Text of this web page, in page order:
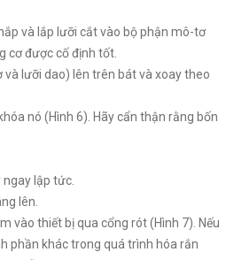
và lắp lưỡi cắt vào bộ phận mô-tơ
cơ được cố định tốt.
và lưỡi dao) lên trên bát và xoay theo
nó (Hình 6). Hãy cẩn thận rằng bốn
lập tức.
lên.
vào thiết bị qua cổng rót (Hình 7). Nếu
phần khác trong quá trình hóa rắn